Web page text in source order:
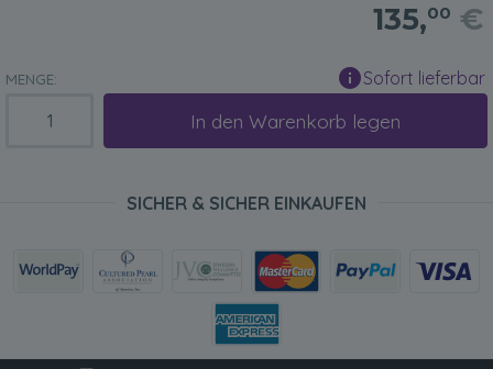
135,00 €
MENGE: Sofort lieferbar
In den Warenkorb legen
SICHER & SICHER EINKAUFEN